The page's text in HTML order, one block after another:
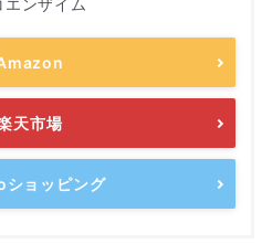
エンザイム
天市場
ョッピング